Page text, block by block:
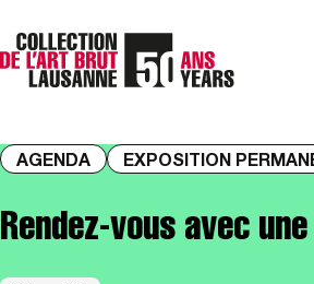
AGENDA EXPOSITION
Rendez-vous avec